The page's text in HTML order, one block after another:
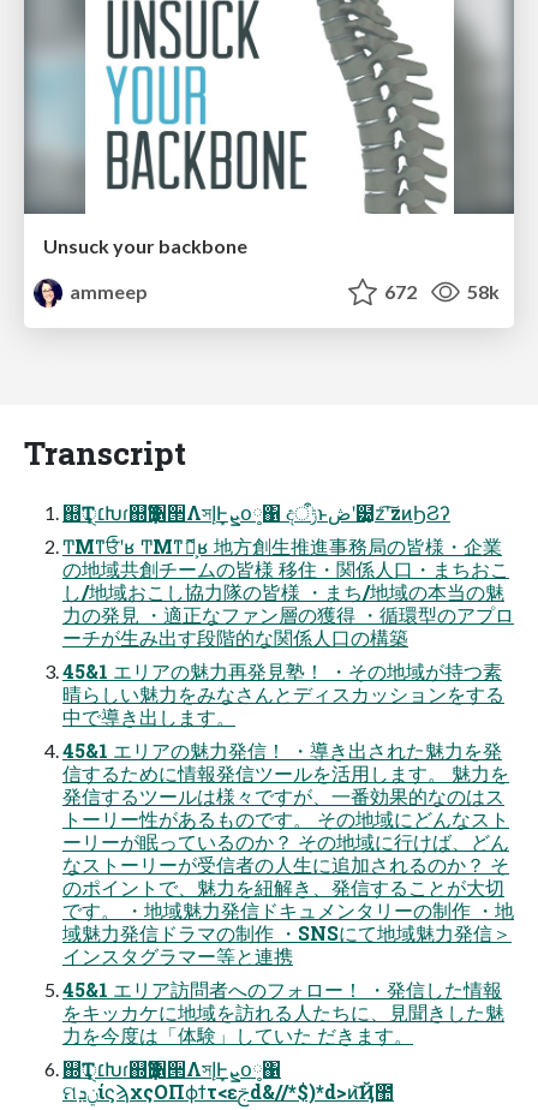
Unsuck your backbone
ammeep
672 58k
Transcript
஍Ҭ׆ੑԽɾ஍Ҭ૑੒ΛসإͰܨ͙օ༷΁ දݱऀͱڞʹ๰͙z͑ʹ͠zͷϦϨʔ
ͲΜͳਓͨͪʹʁ ͲΜͳޮՌ͕ʁ 地⽅創⽣推進事務局の皆様・企業
の地域共創チームの皆様 移住・関係⼈⼝・まちおこ
し/地域おこし協⼒隊の皆様 ・まち/地域の本当の魅
⼒の発⾒ ・適正なファン層の獲得 ・循環型のアプロ
ーチが⽣み出す段階的な関係⼈⼝の構築
45&1 エリアの魅⼒再発⾒塾！ ・その地域が持つ素
晴らしい魅⼒をみなさんとディスカッションをする
中で導き出します。
45&1 エリアの魅⼒発信！ ・導き出された魅⼒を発
信するために情報発信ツールを活⽤します。 魅⼒を
発信するツールは様々ですが、⼀番効果的なのはス
トーリー性があるものです。 その地域にどんなスト
ーリーが眠っているのか？ その地域に⾏けば、どん
なストーリーが受信者の⼈⽣に追加されるのか？ そ
のポイントで、魅⼒を紐解き、発信することが⼤切
です。 ・地域魅⼒発信ドキュメンタリーの制作 ・地
域魅⼒発信ドラマの制作 ・SNSにて地域魅⼒発信＞
インスタグラマー等と連携
45&1 エリア訪問者へのフォロー！ ・発信した情報
をキッカケに地域を訪れる⼈たちに、⾒聞きした魅
⼒を今度は「体験」していた だきます。
஍Ҭ׆ੑԽɾ஍Ҭ૑੒ΛসإͰܨ͙օ༷΁
ମݧܕίϛϡχςΟΠϕϯτ<ԑࢢd&//*$)*d>ͷ͝Ҋ಺